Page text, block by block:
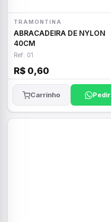
TRAMONTINA
ABRACADEIRA DE NYLON
40CM
Ref: 01
R$ 0,60
Carrinho Pedir